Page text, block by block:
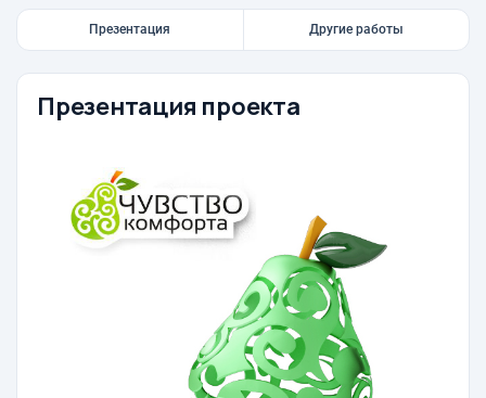
Презентация Другие работы
Презентация проекта